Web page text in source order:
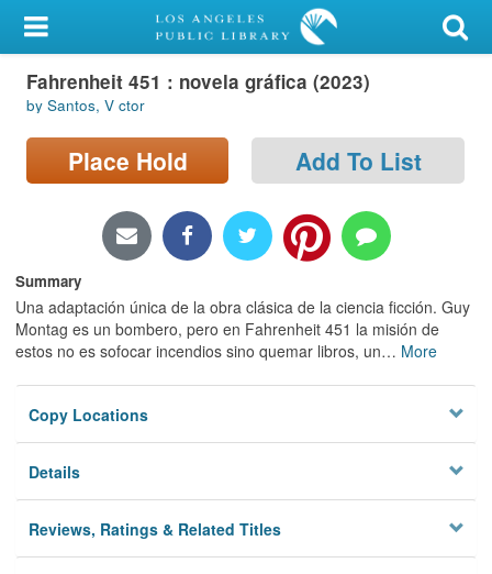
My Account
Library Card
Sign In
Locations/Hours (external
page)
Privacy
Fahrenheit 451 : novela gráfica (2023)
by Santos, V ctor
Place Hold Add To List
Summary
Una adaptación única de la obra clásica de la ciencia ficción. Guy
Montag es un bombero, pero en Fahrenheit 451 la misión de
estos no es sofocar incendios sino quemar libros, un… More
Copy Locations
Details
Reviews, Ratings & Related Titles